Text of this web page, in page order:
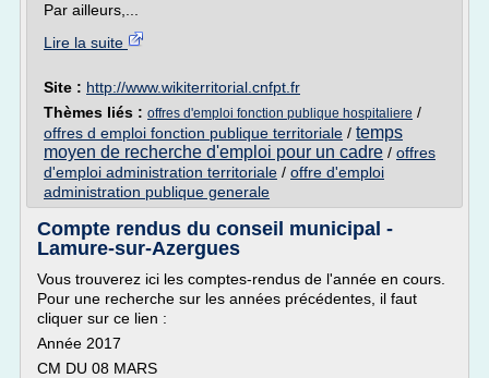
Par ailleurs,...
Lire la suite
Site : http://www.wikiterritorial.cnfpt.fr
Thèmes liés : offres d'emploi fonction publique hospitaliere /
offres d emploi fonction publique territoriale / temps
moyen de recherche d'emploi pour un cadre / offres
d'emploi administration territoriale / offre d'emploi
administration publique generale
Compte rendus du conseil municipal -
Lamure-sur-Azergues
Vous trouverez ici les comptes-rendus de l'année en cours.
Pour une recherche sur les années précédentes, il faut
cliquer sur ce lien :
Année 2017
CM DU 08 MARS